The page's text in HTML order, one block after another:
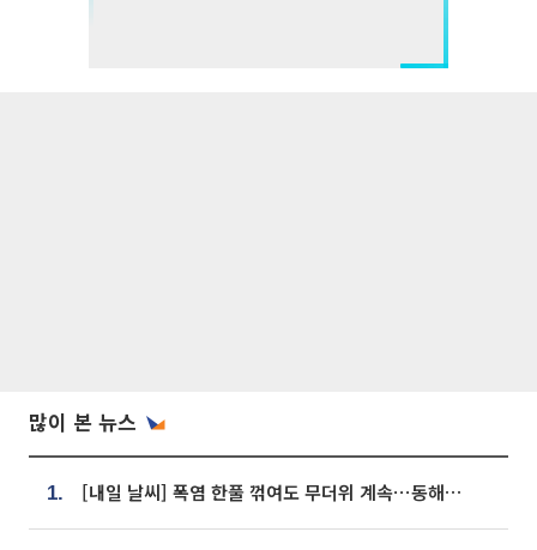
많이 본 뉴스
1. [내일 날씨] 폭염 한풀 꺾여도 무더위 계속⋯동해안 이틀 연속 비